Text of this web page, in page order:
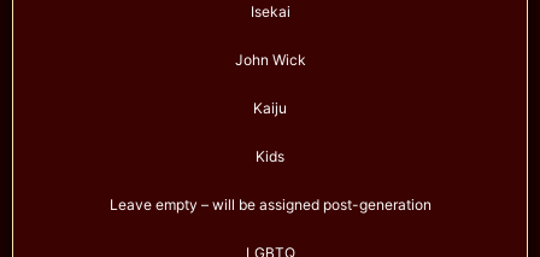
Isekai
John Wick
Kaiju
Kids
Leave empty – will be assigned post-generation
LGBTQ